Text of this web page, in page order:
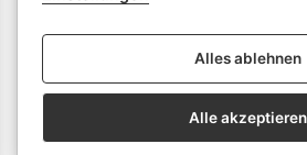
ich eine Schnupperlehre als
Tierpfleger/in EFZ?»
Gespräch nicht als einzige
werden keine
erhoben oder gespeichert.
Alles ablehnen
Alle akzeptieren